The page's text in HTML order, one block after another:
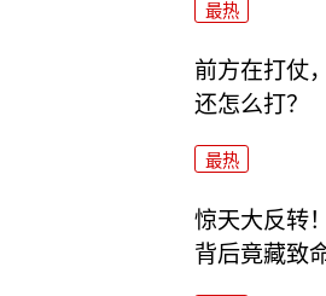
最热
前方在打仗
还怎么打？
最热
惊天大反转
背后竟藏致